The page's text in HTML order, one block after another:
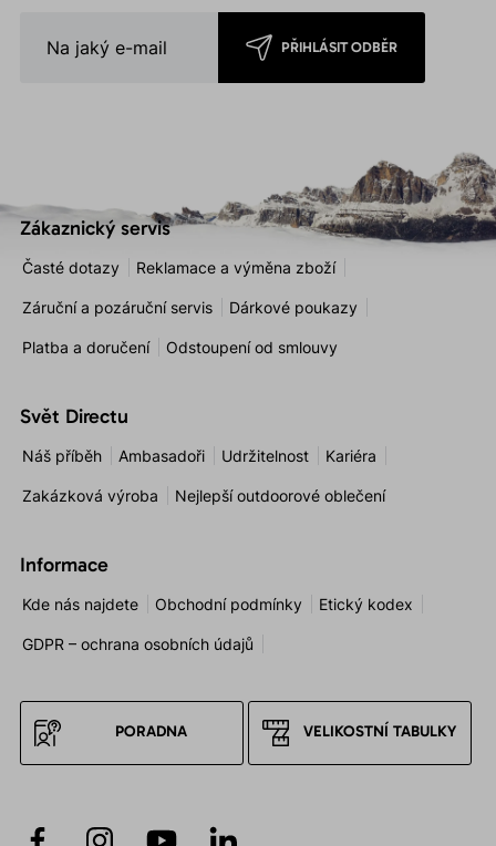
PŘIHLÁSIT ODBĚR
Zákaznický servis
Časté dotazy Reklamace a výměna zboží
Záruční a pozáruční servis Dárkové poukazy
Platba a doručení Odstoupení od smlouvy
Svět Directu
Náš příběh Ambasadoři Udržitelnost Kariéra
Zakázková výroba Nejlepší outdoorové oblečení
Informace
Kde nás najdete Obchodní podmínky Etický kodex
GDPR – ochrana osobních údajů
PORADNA VELIKOSTNÍ TABULKY